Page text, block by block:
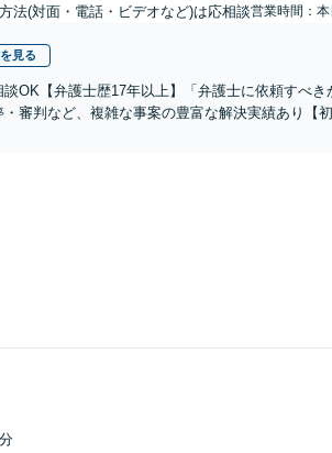
法(対面・電話・ビデオなど)は応相談営業時間：本
見る
OK【弁護士歴17年以上】「弁護士に依頼すべ
審判など、複雑な事案の豊富な解決実績あり【